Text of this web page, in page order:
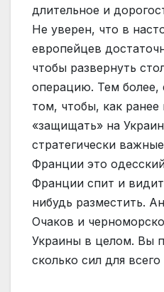
длительное и
Не уверен, что в
европейцев
чтобы развернуть
операцию. Тем более,
том, чтобы, как
«защищать» на
стратегически
Франции это
Франции спит и
нибудь разместить.
Очаков и
Украины в целом. Вы
сколько сил для